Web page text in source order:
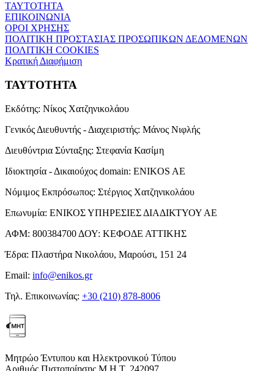
ΤΑΥΤΟΤΗΤΑ
ΕΠΙΚΟΙΝΩΝΙΑ
ΟΡΟΙ ΧΡΗΣΗΣ
ΠΟΛΙΤΙΚΗ ΠΡΟΣΤΑΣΙΑΣ ΠΡΟΣΩΠΙΚΩΝ ΔΕΔΟΜΕΝΩΝ
ΠΟΛΙΤΙΚΗ COOKIES
Κρατική Διαφήμιση
ΤΑΥΤΟΤΗΤΑ
Εκδότης: Νίκος Χατζηνικολάου
Γενικός Διευθυντής - Διαχειριστής: Μάνος Νιφλής
Διευθύντρια Σύνταξης: Στεφανία Κασίμη
Ιδιοκτησία - Δικαιούχος domain: ENIKOS AE
Νόμιμος Εκπρόσωπος: Στέργιος Χατζηνικολάου
Επωνυμία: ΕΝΙΚΟΣ ΥΠΗΡΕΣΙΕΣ ΔΙΑΔΙΚΤΥΟΥ ΑΕ
ΑΦΜ: 800384700 ΔΟΥ: ΚΕΦΟΔΕ ΑΤΤΙΚΗΣ
Έδρα: Πλαστήρα Νικολάου, Μαρούσι, 151 24
Email: info@enikos.gr
Τηλ. Επικοινωνίας: +30 (210) 878-8006
Μητρώο Έντυπου και Ηλεκτρονικού Τύπου
Αριθμός Πιστοποίησης Μ.Η.Τ. 242097